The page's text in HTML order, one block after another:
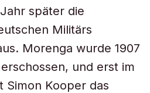
später die
Militärs
Morenga wurde 1907
und erst im
Simon Kooper das